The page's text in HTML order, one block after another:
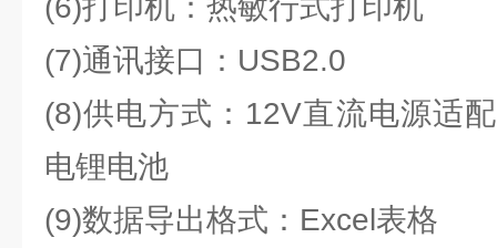
(6)打印机：热敏行式打印机
(7)通讯接口：USB2.0
(8)供电方式：12V直流电源适
电锂电池
(9)数据导出格式：Excel表格